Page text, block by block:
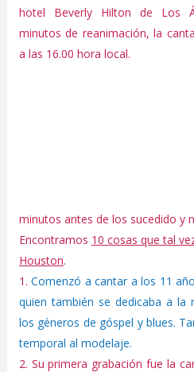
hotel Beverly Hilton de Los
minutos de reanimación, la
a las 16.00 hora local.
minutos antes de los sucedido y
Encontramos 10 cosas que tal
Houston.
1.Comenzó a cantar a los 11
quien también se dedicaba a la
los géneros de góspel y blues.
temporal al modelaje.
2. Su primera grabación fue la